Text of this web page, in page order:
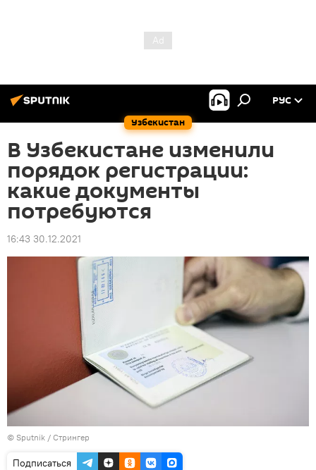
Узбекистан
РУС
В Узбекистане изменили
порядок регистрации:
какие документы
потребуются
16:43 30.12.2021
© Sputnik / Стрингер
Подписаться